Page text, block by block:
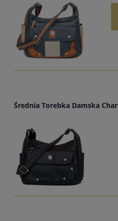
Średnia Torebka Damska